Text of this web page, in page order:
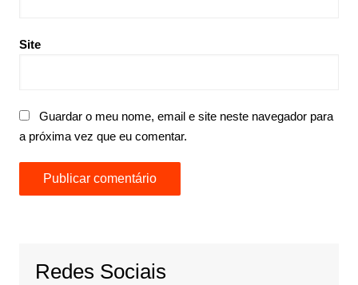
Site
Guardar o meu nome, email e site neste navegador para
a próxima vez que eu comentar.
Redes Sociais